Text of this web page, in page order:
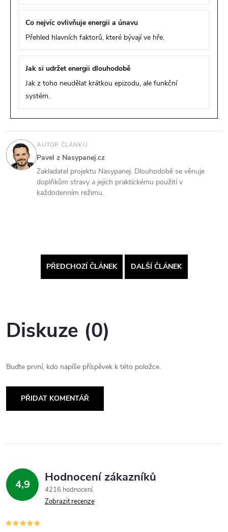
Co nejvíc ovlivňuje energii a únavu
Přehled hlavních faktorů, které bývají ve hře.
Jak si udržet energii dlouhodobě
Jak z toho neudělat krátkou epizodu, ale funkční
systém.
AUTOR ČLÁNKU
Pavel z Nasypanej.cz
Zakladatel projektu Nasypanej. Dlouhodobě se věnuje
doplňkům stravy a jejich praktickému použití v
každodenním režimu.
PŘEDCHOZÍ ČLÁNEK DALŠÍ ČLÁNEK
Diskuze (0)
Buďte první, kdo napíše příspěvek k této položce.
PŘIDAT KOMENTÁŘ
4,9 Hodnocení zákazníků
4216 hodnocení
Zobrazit recenze